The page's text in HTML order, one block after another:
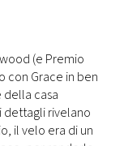
(e Premio
con Grace in ben
della casa
dettagli rivelano
il velo era di un